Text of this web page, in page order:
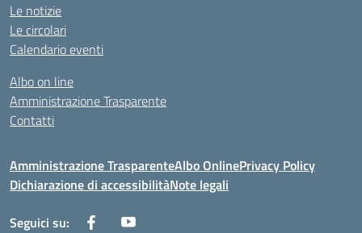
Le notizie
Le circolari
Calendario eventi
Albo on line
Amministrazione Trasparente
Contatti
Amministrazione TrasparenteAlbo OnlinePrivacy Policy
Dichiarazione di accessibilitàNote legali
Seguici su: